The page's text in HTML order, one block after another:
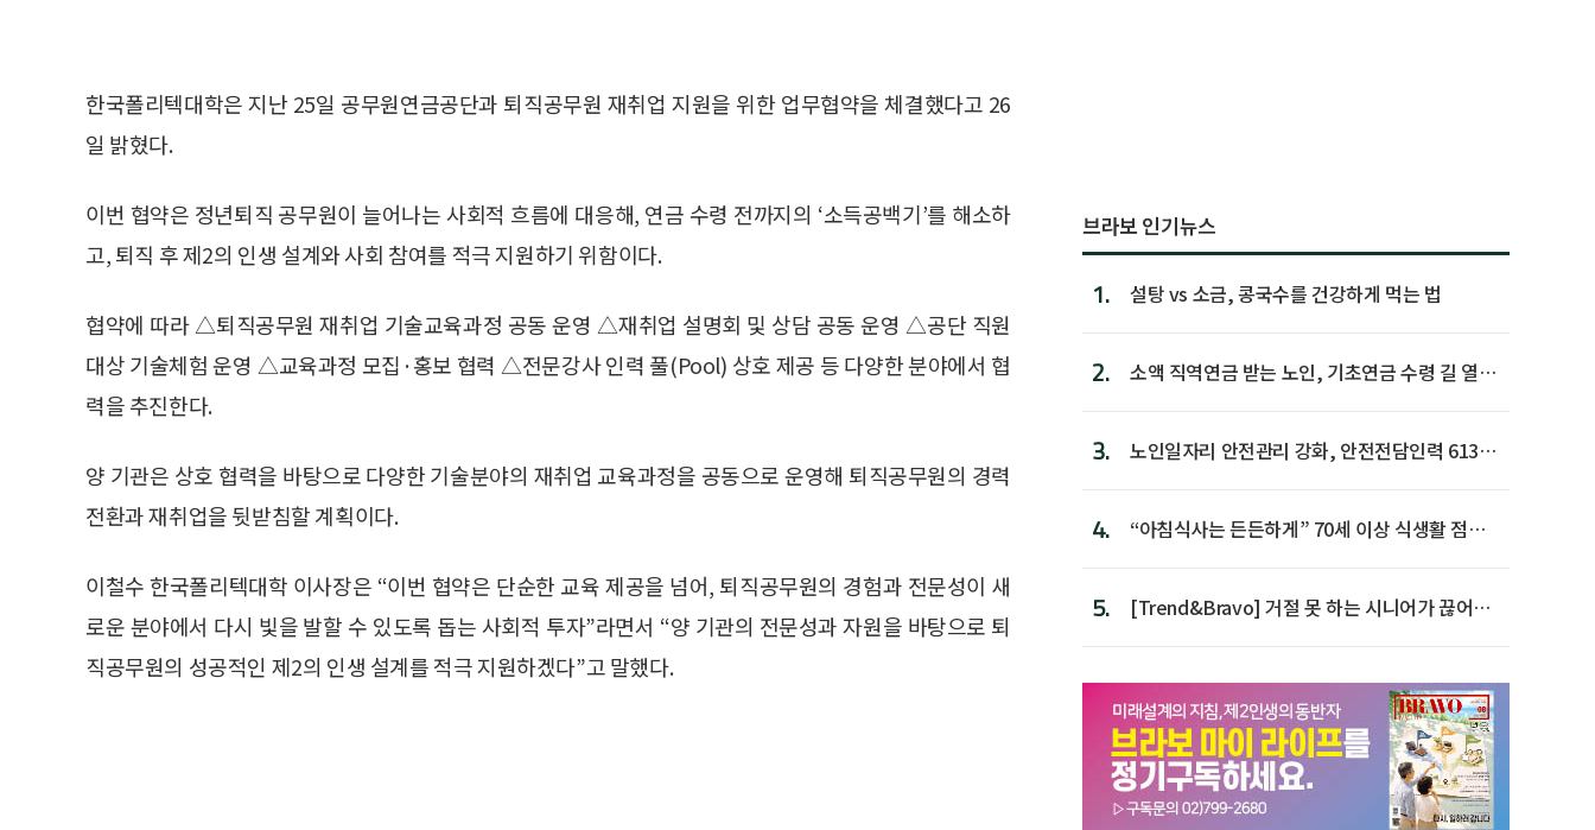
한국폴리텍대학은 지난 25일 공무원연금공단과 퇴직공무원 재취업 지원을 위한 업무협약을 체결했다고 26
일 밝혔다.
이번 협약은 정년퇴직 공무원이 늘어나는 사회적 흐름에 대응해, 연금 수령 전까지의 ‘소득공백기’를 해소하
고, 퇴직 후 제2의 인생 설계와 사회 참여를 적극 지원하기 위함이다.
협약에 따라 △퇴직공무원 재취업 기술교육과정 공동 운영 △재취업 설명회 및 상담 공동 운영 △공단 직원
대상 기술체험 운영 △교육과정 모집·홍보 협력 △전문강사 인력 풀(Pool) 상호 제공 등 다양한 분야에서 협
력을 추진한다.
양 기관은 상호 협력을 바탕으로 다양한 기술분야의 재취업 교육과정을 공동으로 운영해 퇴직공무원의 경력
전환과 재취업을 뒷받침할 계획이다.
이철수 한국폴리텍대학 이사장은 “이번 협약은 단순한 교육 제공을 넘어, 퇴직공무원의 경험과 전문성이 새
로운 분야에서 다시 빛을 발할 수 있도록 돕는 사회적 투자”라면서 “양 기관의 전문성과 자원을 바탕으로 퇴
직공무원의 성공적인 제2의 인생 설계를 적극 지원하겠다”고 말했다.
브라보 인기뉴스
1. 설탕 vs 소금, 콩국수를 건강하게 먹는 법
2.
소액 직역연금 받는 노인, 기초연금 수령 길 열린
3.
노인일자리 안전관리 강화, 안전전담인력 613명
4.
“아침식사는 든든하게” 70세 이상 식생활 점수
5.
[Trend&Bravo] 거절 못 하는 시니어가 끊어야